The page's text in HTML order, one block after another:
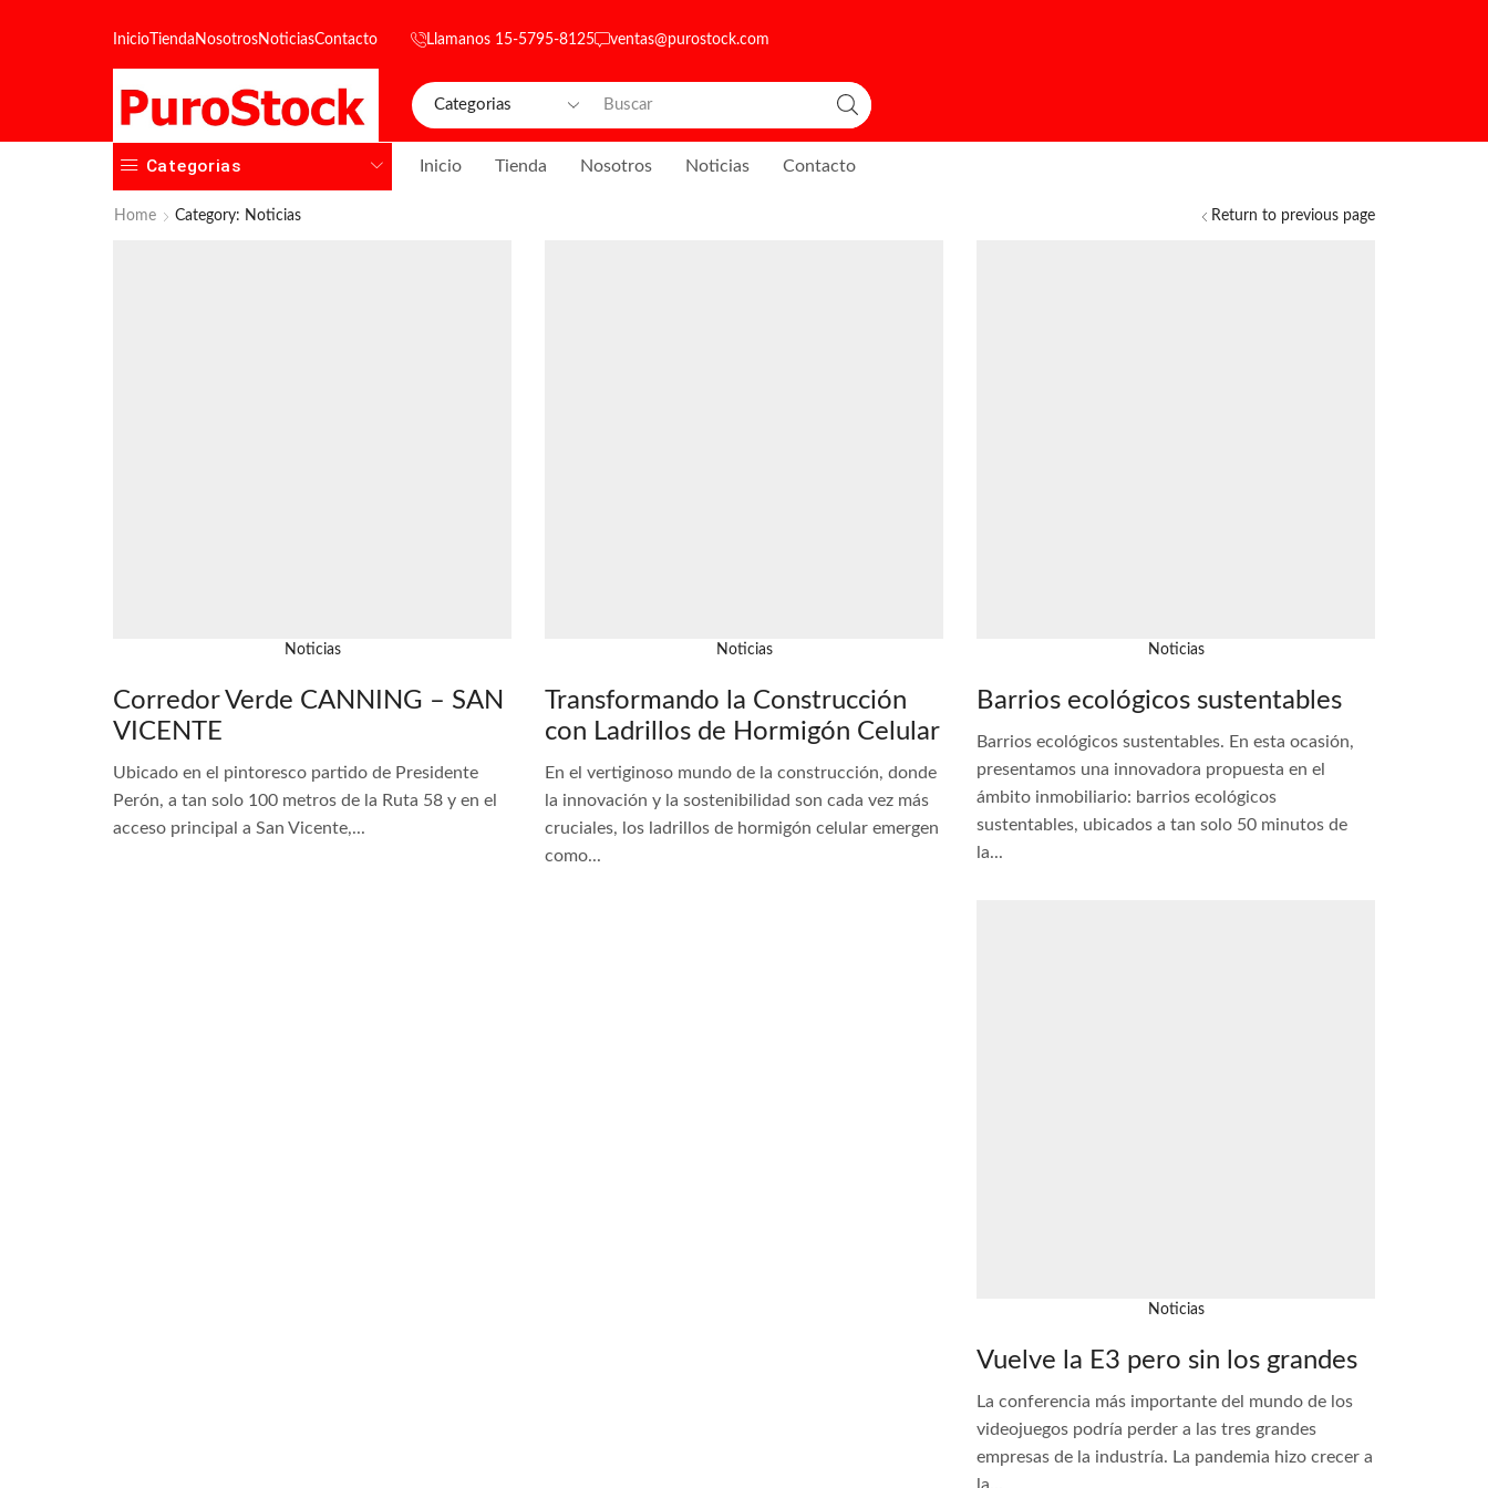
Inicio Tienda NosotrosNoticiasContacto Llamanos 15-5795-8125 ventas@purostock.com
Categorias Inicio Tienda Nosotros Noticias Contacto
Return to previous page
Home Category: Noticias
Noticias
Corredor Verde CANNING – SAN
VICENTE
Ubicado en el pintoresco partido de Presidente
Perón, a tan solo 100 metros de la Ruta 58 y en el
acceso principal a San Vicente,...
Noticias
Transformando la Construcción
con Ladrillos de Hormigón Celular
En el vertiginoso mundo de la construcción, donde
la innovación y la sostenibilidad son cada vez más
cruciales, los ladrillos de hormigón celular emergen
como...
Noticias
Barrios ecológicos sustentables
Barrios ecológicos sustentables. En esta ocasión,
presentamos una innovadora propuesta en el
ámbito inmobiliario: barrios ecológicos
sustentables, ubicados a tan solo 50 minutos de
la...
Noticias
Vuelve la E3 pero sin los grandes
La conferencia más importante del mundo de los
videojuegos podría perder a las tres grandes
empresas de la industría. La pandemia hizo crecer a
la...